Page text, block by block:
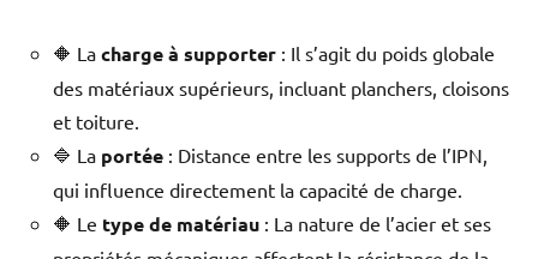
🔶 La charge à supporter : Il s’agit du poids globale
des matériaux supérieurs, incluant planchers, cloisons
et toiture.
🔷 La portée : Distance entre les supports de l’IPN,
qui influence directement la capacité de charge.
🔶 Le type de matériau : La nature de l’acier et ses